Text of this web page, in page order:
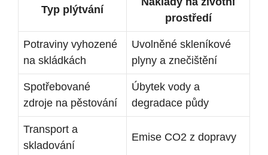
Typ plýtvání
prostředí
Potraviny vyhozené
na skládkách
Uvolněné skleníkové
plyny a znečištění
Spotřebované
zdroje na pěstování
Úbytek vody a
degradace půdy
Transport a
skladování
Emise CO2 z dopravy